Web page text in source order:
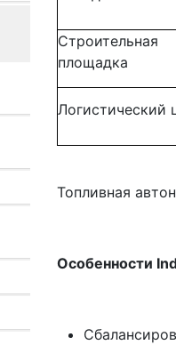
Строительная
площадка
Логистический
Топливная
Особенности